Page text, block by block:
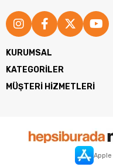
KURUMSAL
KATEGORİLER
MÜŞTERİ HİZMETLERİ
Apple